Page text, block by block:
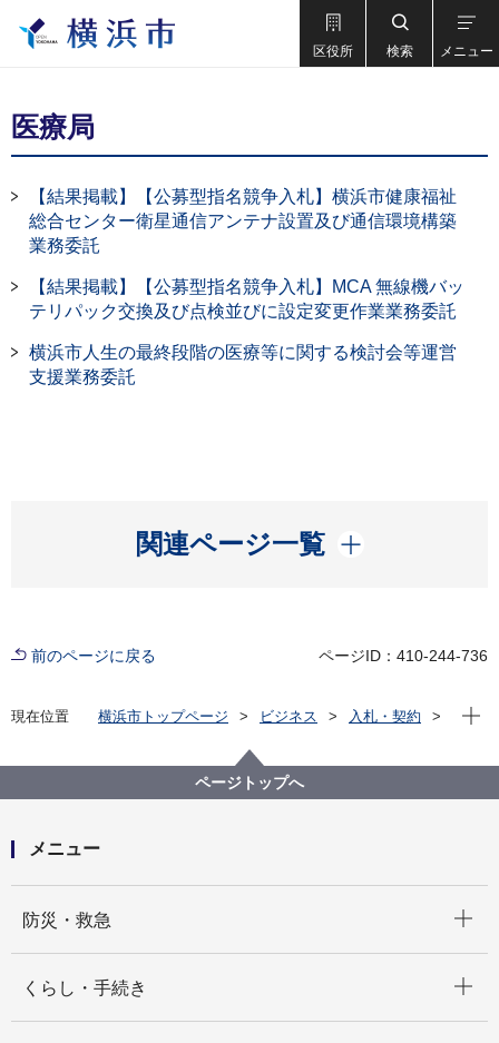
区役所 検索 メニュー
医療局
【結果掲載】【公募型指名競争入札】横浜市健康福祉
総合センター衛星通信アンテナ設置及び通信環境構築
業務委託
【結果掲載】【公募型指名競争入札】MCA 無線機バッ
テリパック交換及び点検並びに設定変更作業業務委託
横浜市人生の最終段階の医療等に関する検討会等運営
支援業務委託
関連ページ一覧
開く
前のページに戻る ページID：410-244-736
現在位置 横浜市トップページ ビジネス
入札・契約
現在
ページトップへ
メニュー
防災・救急
くらし・手続き